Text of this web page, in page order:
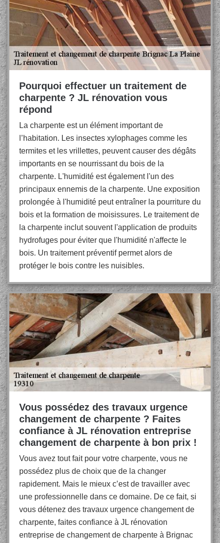
Pourquoi effectuer un traitement de
charpente ? JL rénovation vous
répond
La charpente est un élément important de
l’habitation. Les insectes xylophages comme les
termites et les vrillettes, peuvent causer des dégâts
importants en se nourrissant du bois de la
charpente. L'humidité est également l'un des
principaux ennemis de la charpente. Une exposition
prolongée à l'humidité peut entraîner la pourriture du
bois et la formation de moisissures. Le traitement de
la charpente inclut souvent l'application de produits
hydrofuges pour éviter que l'humidité n'affecte le
bois. Un traitement préventif permet alors de
protéger le bois contre les nuisibles.
Vous possédez des travaux urgence
changement de charpente ? Faites
confiance à JL rénovation entreprise
changement de charpente à bon prix !
Vous avez tout fait pour votre charpente, vous ne
possédez plus de choix que de la changer
rapidement. Mais le mieux c’est de travailler avec
une professionnelle dans ce domaine. De ce fait, si
vous détenez des travaux urgence changement de
charpente, faites confiance à JL rénovation
entreprise de changement de charpente à Brignac